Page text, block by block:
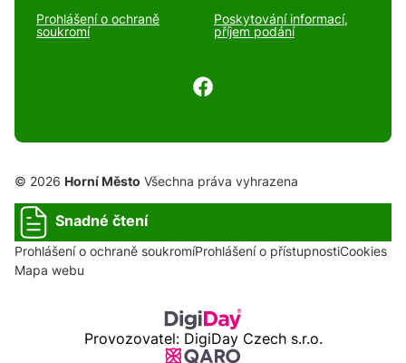
Prohlášení o ochraně
soukromí
Poskytování informací,
příjem podání
© 2026 Horní Město Všechna práva vyhrazena
Snadné čtení
Prohlášení o ochraně soukromíProhlášení o přístupnostiCookies
Mapa webu
Provozovatel: DigiDay Czech s.r.o.